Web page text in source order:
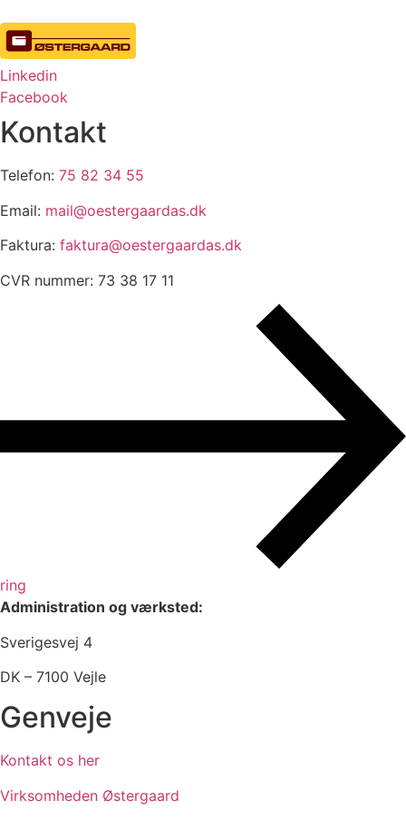
Linkedin
Facebook
Kontakt
Telefon: 75 82 34 55
Email: mail@oestergaardas.dk
Faktura: faktura@oestergaardas.dk
CVR nummer: 73 38 17 11
ring
Administration og værksted:
Sverigesvej 4
DK – 7100 Vejle
Genveje
Kontakt os her
Virksomheden Østergaard